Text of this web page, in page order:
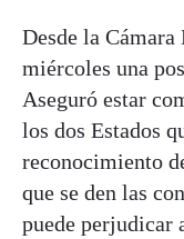
Desde la
miércoles una
Aseguró estar
los dos Estados
reconocimiento
que se den las
puede perjudicar